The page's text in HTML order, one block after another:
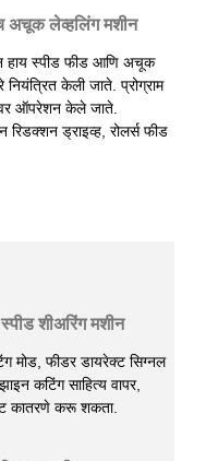
अचूक लेव्हलिंग मशीन
हाय स्पीड फीड आणि अचूक
नियंत्रित केली जाते. प्रोग्राम
ऑपरेशन केले जाते.
रिडक्शन ड्राइव्ह, रोलर्स फीड
शीअरिंग मशीन
मोड, फीडर डायरेक्ट सिग्नल
कटिंग साहित्य वापर,
कातरणे करू शकता.